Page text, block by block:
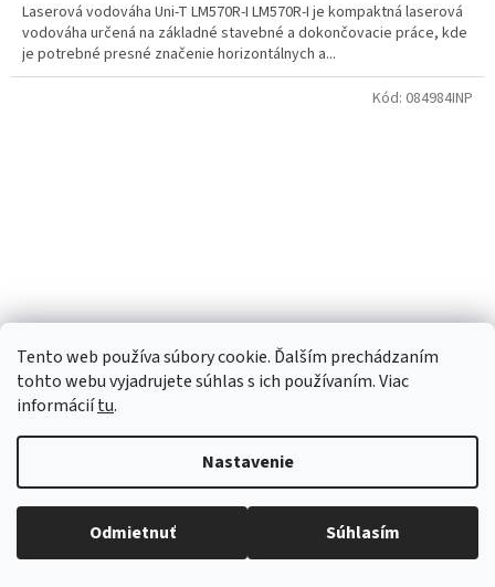
Tento web používa súbory cookie. Ďalším prechádzaním
tohto webu vyjadrujete súhlas s ich používaním. Viac
informáciítu.
Nastavenie
Odmietnuť Súhlasím
Laserová vodováha Uni-T LM570R-I LM570R-I je kompaktná laserová
vodováha určená na základné stavebné a dokončovacie práce, kde
je potrebné presné značenie horizontálnych a...
Merač izolačného odporu Uni-T UT501B
Skladom
Kód: 084984INP